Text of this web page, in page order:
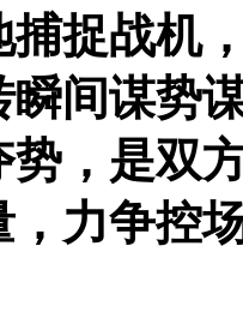
捕捉战机
瞬间谋势
，是双
力争控